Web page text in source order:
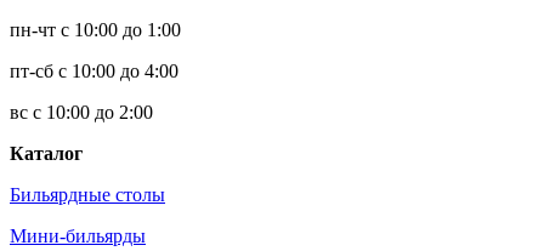
пн-чт с 10:00 до 1:00
пт-сб с 10:00 до 4:00
вс с 10:00 до 2:00
Каталог
Бильярдные столы
Мини-бильярды